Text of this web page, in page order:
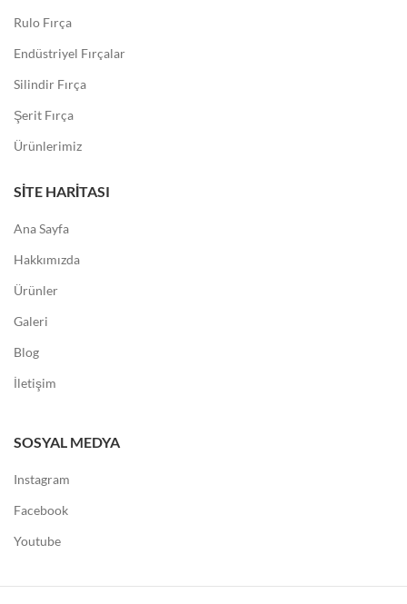
Rulo Fırça
Endüstriyel Fırçalar
Silindir Fırça
Şerit Fırça
Ürünlerimiz
SITE HARITASI
Ana Sayfa
Hakkımızda
Ürünler
Galeri
Blog
İletişim
SOSYAL MEDYA
Instagram
Facebook
Youtube